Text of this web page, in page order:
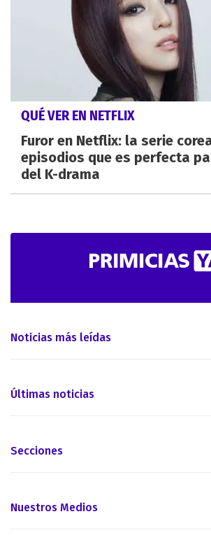
QUÉ VER EN NETFLIX
Furor en Netflix: la serie
episodios que es perfecta
del K-drama
Noticias más leídas
Últimas noticias
Secciones
Nuestros Medios